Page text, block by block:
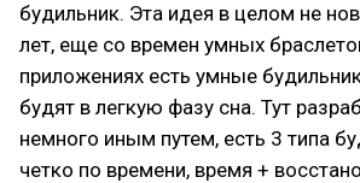
будильник. Эта идея в целом не
лет, еще со времен умных
приложениях есть умные
будят в легкую фазу сна. Тут
немного иным путем, есть 3 типа
четко по времени, время +